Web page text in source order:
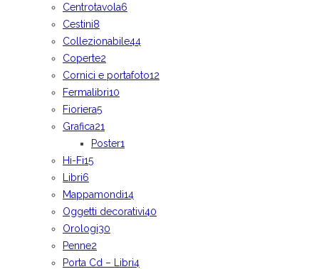
Centrotavola6
Cestini8
Collezionabile44
Coperte2
Cornici e portafoto12
Fermalibri10
Fioriera5
Grafica21
Poster1
Hi-Fi15
Libri6
Mappamondi14
Oggetti decorativi40
Orologi30
Penne2
Porta Cd – Libri4